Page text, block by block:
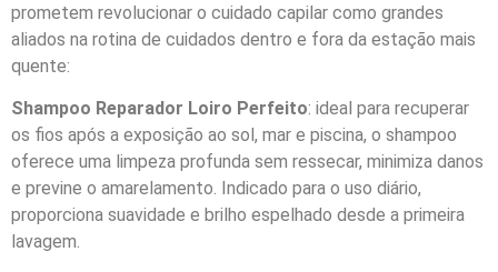
prometem revolucionar o cuidado capilar como grandes
aliados na rotina de cuidados dentro e fora da estação mais
quente:
Shampoo Reparador Loiro Perfeito: ideal para recuperar
os fios após a exposição ao sol, mar e piscina, o shampoo
oferece uma limpeza profunda sem ressecar, minimiza danos
e previne o amarelamento. Indicado para o uso diário,
proporciona suavidade e brilho espelhado desde a primeira
lavagem.